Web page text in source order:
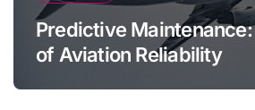
Predictive
of Aviation Reliability